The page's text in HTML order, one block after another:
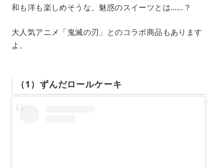
和も洋も楽しめそうな、魅惑のスイーツとは……？
大人気アニメ「鬼滅の刃」とのコラボ商品もあります
よ。
（1）ずんだロールケーキ